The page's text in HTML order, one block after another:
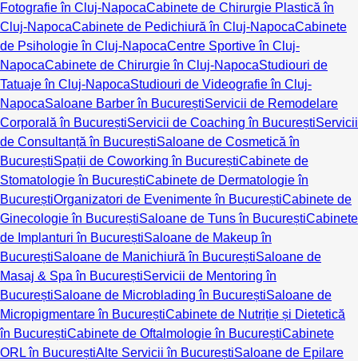
Fotografie în Cluj-NapocaCabinete de Chirurgie Plastică în
Cluj-NapocaCabinete de Pedichiură în Cluj-NapocaCabinete
de Psihologie în Cluj-NapocaCentre Sportive în Cluj-
NapocaCabinete de Chirurgie în Cluj-NapocaStudiouri de
Tatuaje în Cluj-NapocaStudiouri de Videografie în Cluj-
NapocaSaloane Barber în BucureștiServicii de Remodelare
Corporală în BucureștiServicii de Coaching în BucureștiServicii
de Consultanță în BucureștiSaloane de Cosmetică în
BucureștiSpații de Coworking în BucureștiCabinete de
Stomatologie în BucureștiCabinete de Dermatologie în
BucureștiOrganizatori de Evenimente în BucureștiCabinete de
Ginecologie în BucureștiSaloane de Tuns în BucureștiCabinete
de Implanturi în BucureștiSaloane de Makeup în
BucureștiSaloane de Manichiură în BucureștiSaloane de
Masaj & Spa în BucureștiServicii de Mentoring în
BucureștiSaloane de Microblading în BucureștiSaloane de
Micropigmentare în BucureștiCabinete de Nutriție și Dietetică
în BucureștiCabinete de Oftalmologie în BucureștiCabinete
ORL în BucureștiAlte Servicii în BucureștiSaloane de Epilare